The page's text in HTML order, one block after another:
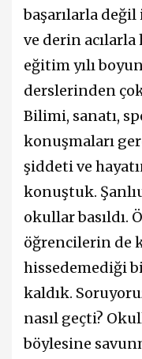
başarılarla
ve derin acılarla
eğitim yılı
derslerinden
Bilimi, sanatı,
konuşmaları
şiddeti ve
konuştuk.
okullar basıldı.
öğrencilerin de
hissedemediği
kaldık.
nasıl geçti?
böylesine